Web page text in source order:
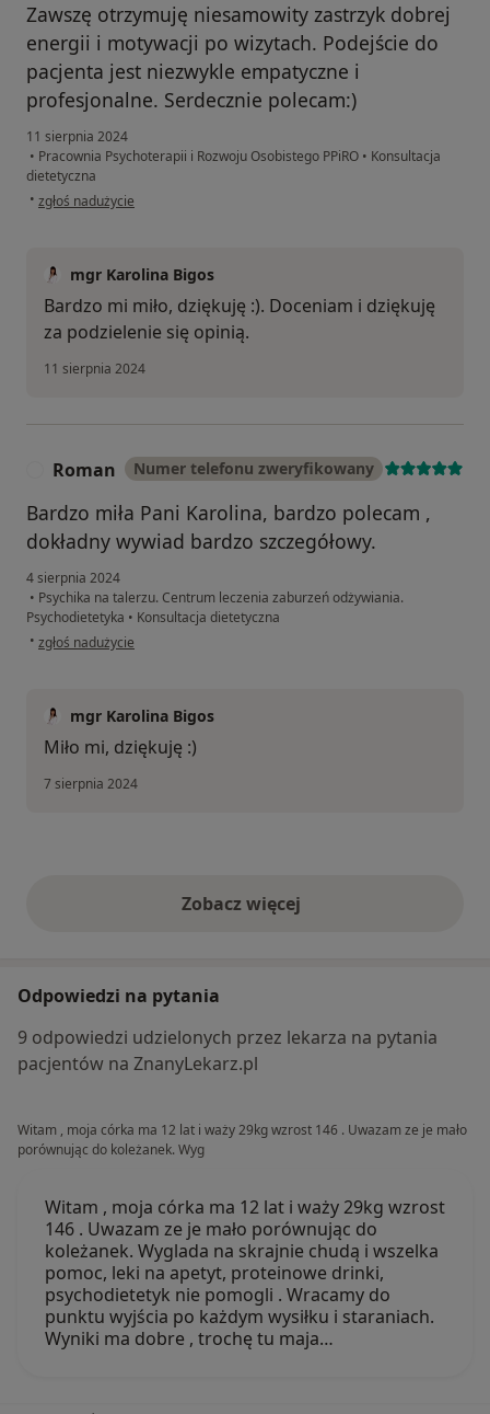
Zawszę otrzymuję niesamowity zastrzyk dobrej
energii i motywacji po wizytach. Podejście do
pacjenta jest niezwykle empatyczne i
profesjonalne. Serdecznie polecam:)
11 sierpnia 2024
• Pracownia Psychoterapii i Rozwoju Osobistego PPiRO • Konsultacja
dietetyczna
• w opinii użytkownika Ewa
zgłoś nadużycie
mgr Karolina Bigos
Bardzo mi miło, dziękuję :). Doceniam i dziękuję
za podzielenie się opinią.
11 sierpnia 2024
Roman Numer telefonu zweryfikowany
Bardzo miła Pani Karolina, bardzo polecam ,
dokładny wywiad bardzo szczegółowy.
4 sierpnia 2024
• Psychika na talerzu. Centrum leczenia zaburzeń odżywiania.
Psychodietetyka • Konsultacja dietetyczna
• w opinii użytkownika Roman
zgłoś nadużycie
mgr Karolina Bigos
Miło mi, dziękuję :)
7 sierpnia 2024
Zobacz więcejopinie powyżej
Odpowiedzi na pytania
9 odpowiedzi udzielonych przez lekarza na pytania
pacjentów na ZnanyLekarz.pl
Witam , moja córka ma 12 lat i waży 29kg wzrost 146 . Uwazam ze je mało
porównując do koleżanek. Wyg
Witam , moja córka ma 12 lat i waży 29kg wzrost
146 . Uwazam ze je mało porównując do
koleżanek. Wyglada na skrajnie chudą i wszelka
pomoc, leki na apetyt, proteinowe drinki,
psychodietetyk nie pomogli . Wracamy do
punktu wyjścia po każdym wysiłku i staraniach.
Wyniki ma dobre , trochę tu maja…